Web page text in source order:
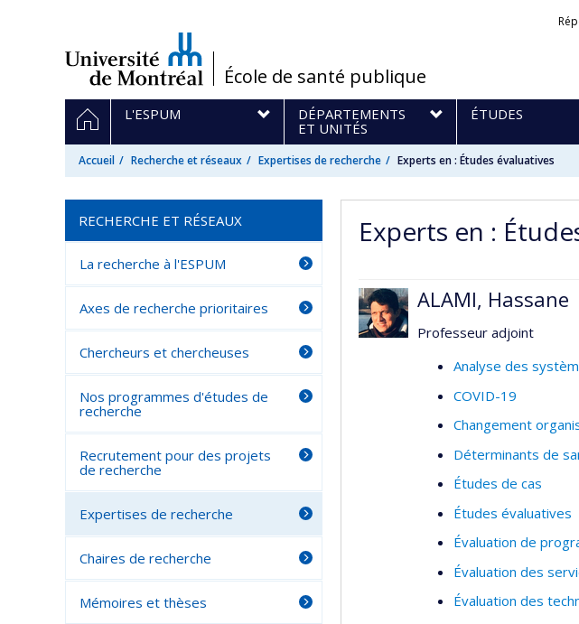
/École de santé publique
Navigation
principale
ACCUEIL
L'ESPUM
DÉPARTEMENTS
ET UNITÉS
ÉTUDES
Accueil Recherche et réseaux Expertises de recherche Experts en : Études évaluatives
Experts en :
ALAMI, Hassane
Professeur adjoint
Analyse des
COVID-19
Changement
Déterminants de
Études de cas
Études évaluatives
Évaluation de
Évaluation des
Évaluation des
RECHERCHE ET RÉSEAUX
La recherche à l'ESPUM
Axes de recherche prioritaires
Chercheurs et chercheuses
Nos programmes d'études de
recherche
Recrutement pour des projets
de recherche
Expertises de recherche
Chaires de recherche
Mémoires et thèses